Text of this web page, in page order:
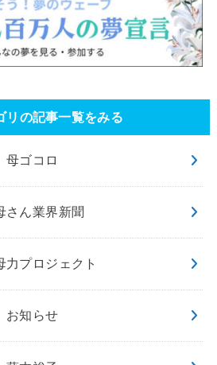
リの記事一覧をみる
母ゴコロ
さん業界新聞
力プロジェクト
お知らせ